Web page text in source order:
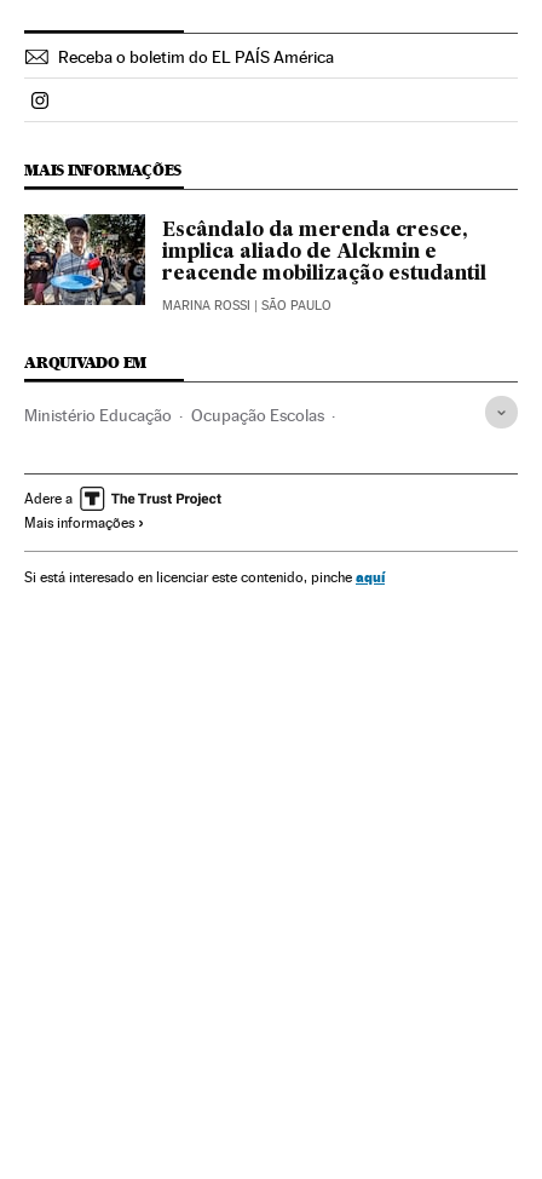
Receba o boletim do EL PAÍS América
Politica El País Brasil en Instagram
MAIS INFORMAÇÕES
Escândalo da merenda cresce,
implica aliado de Alckmin e
reacende mobilização estudantil
MARINA ROSSI | SÃO PAULO
ARQUIVADO EM
Ministério Educação Ocupação Escolas
Estado Rio de Janeiro Ministérios
Conjuntura econômica
Política educativa Ensino público Governo Brasil
Adere a
Mais informações
Si está interesado en licenciar este contenido, pinche aquí